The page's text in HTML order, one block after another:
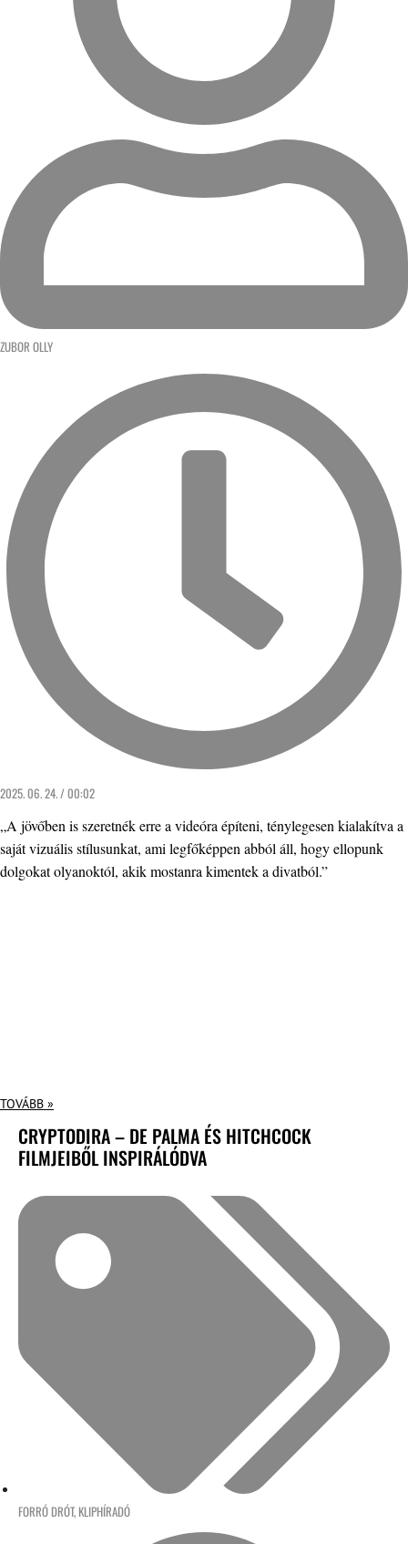
ZUBOR OLLY
2025. 06. 24. / 00:02
„A jövőben is szeretnék erre a videóra építeni, ténylegesen kialakítva a
saját vizuális stílusunkat, ami legfőképpen abból áll, hogy ellopunk
dolgokat olyanoktól, akik mostanra kimentek a divatból.”
TOVÁBB »
CRYPTODIRA – DE PALMA ÉS HITCHCOCK
FILMJEIBŐL INSPIRÁLÓDVA
FORRÓ DRÓT, KLIPHÍRADÓ